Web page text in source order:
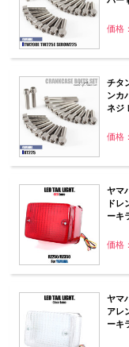
価格
チタ
ンカ
ネジ
価格
ヤマ
ド
ーキ
価格
ヤマ
アレ
ーキ